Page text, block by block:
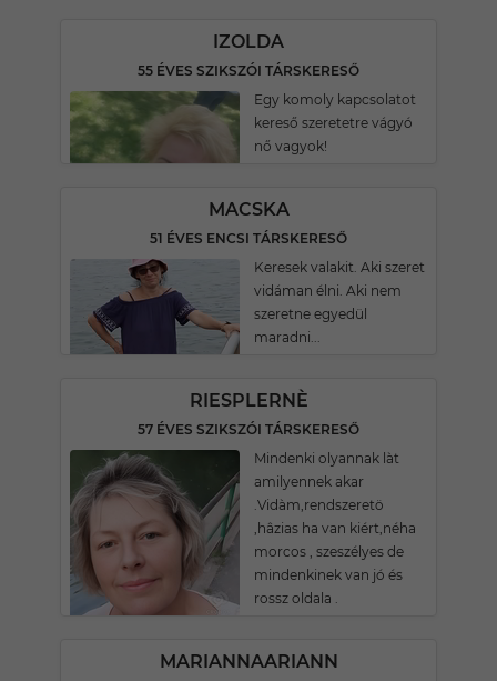
IZOLDA
55 ÉVES SZIKSZÓI TÁRSKERESŐ
Egy komoly kapcsolatot
kereső szeretetre vágyó
nő vagyok!
MACSKA
51 ÉVES ENCSI TÁRSKERESŐ
Keresek valakit. Aki szeret
vidáman élni. Aki nem
szeretne egyedül
maradni...
RIESPLERNÈ
57 ÉVES SZIKSZÓI TÁRSKERESŐ
Mindenki olyannak làt
amilyennek akar
.Vidàm,rendszeretö
,hâzias ha van kiért,néha
morcos , szeszélyes de
mindenkinek van jó és
rossz oldala .
MARIANNAARIANN